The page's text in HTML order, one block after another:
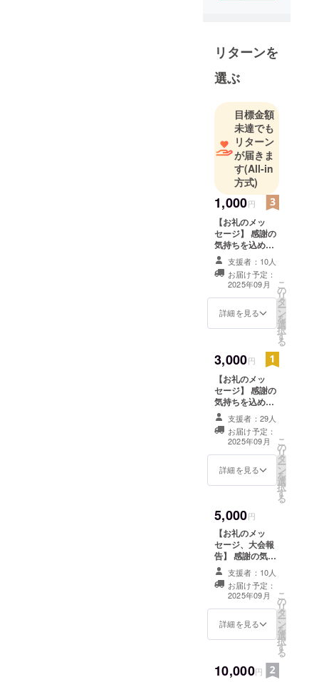
リターンを
選ぶ
目標金額
未達でも
リターン
が届きま
す(All-in
方式)
1,000円
【お礼のメッ
セージ】 感謝の
気持ちを込め
て、お礼のメッ
セージをお送り
します。
支援者：10人
お届け予定：
2025年09月
詳細を見る
こ
の
リ
タ
ー
ン
を
選
択
す
る
3,000円
【お礼のメッ
セージ】 感謝の
気持ちを込め
て、お礼のメッ
セージをお送り
します。このリ
ターンは1000円
のリターンと同
じ内容になりま
支援者：29人
お届け予定：
2025年09月
詳細を見る
こ
の
リ
タ
ー
ン
を
選
択
す
る
5,000円
【お礼のメッ
セージ、大会報
告】 感謝の気持
ちを込めて、お
礼のメッセージ
をお送りしま
す。このリター
ンは1000円のリ
ターンと同じ内
支援者：10人
お届け予定：
2025年09月
詳細を見る
こ
の
リ
タ
ー
ン
を
選
択
す
る
10,000円